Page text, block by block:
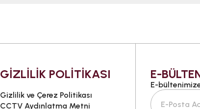
GİZLİLİK POLİTİKASI
Gizlilik ve Çerez Politikası
CCTV Aydınlatma Metni
E-
E-